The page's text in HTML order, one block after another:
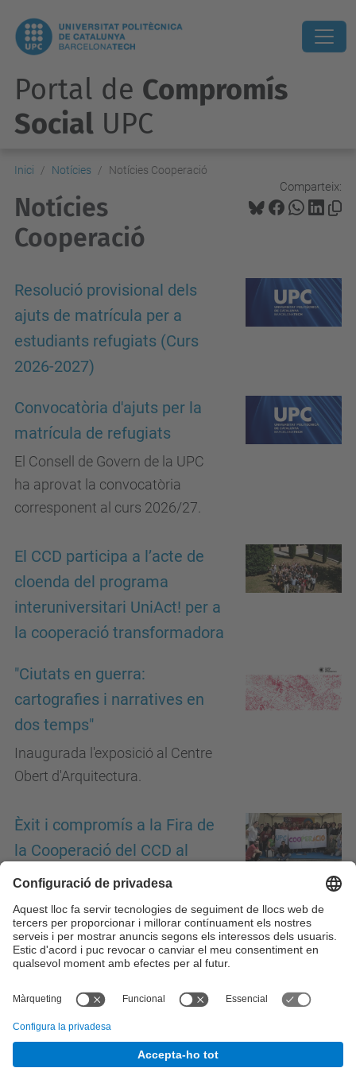
Portal de Compromís
Social UPC
Inici Notícies Notícies Cooperació
Comparteix:
Notícies
Cooperació
Resolució provisional dels
ajuts de matrícula per a
estudiants refugiats (Curs
2026-2027)
Convocatòria d'ajuts per la
matrícula de refugiats
El Consell de Govern de la UPC
ha aprovat la convocatòria
corresponent al curs 2026/27.
El CCD participa a l’acte de
cloenda del programa
interuniversitari UniAct! per a
la cooperació transformadora
"Ciutats en guerra:
cartografies i narratives en
dos temps"
Inaugurada l'exposició al Centre
Obert d'Arquitectura.
Èxit i compromís a la Fira de
la Cooperació del CCD al
Campus Nord
1 2 3 4 5 elements següents >